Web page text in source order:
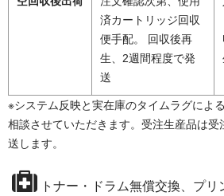
済カートリッジ回収
便手配。 回収後再
生、2週間程度で発
送
※システム反映と実在庫のタイムラグによ
相談させていただきます。受注生産品は受
送します。
トナー・ドラム無償交換、プリ